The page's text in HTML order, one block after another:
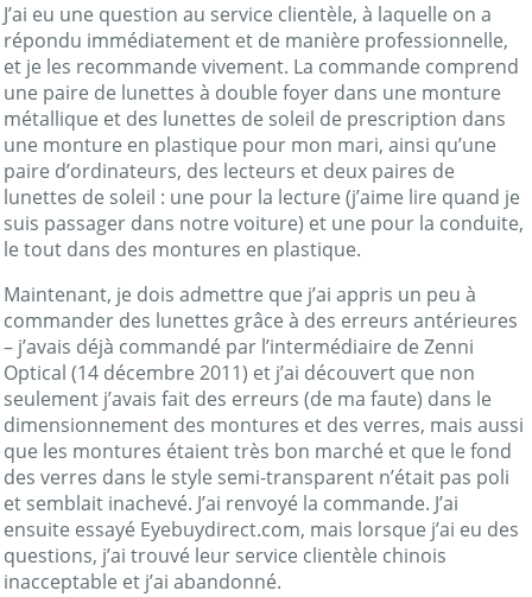
J’ai eu une question au service clientèle, à laquelle on a
répondu immédiatement et de manière professionnelle,
et je les recommande vivement. La commande comprend
une paire de lunettes à double foyer dans une monture
métallique et des lunettes de soleil de prescription dans
une monture en plastique pour mon mari, ainsi qu’une
paire d’ordinateurs, des lecteurs et deux paires de
lunettes de soleil : une pour la lecture (j’aime lire quand je
suis passager dans notre voiture) et une pour la conduite,
le tout dans des montures en plastique.
Maintenant, je dois admettre que j’ai appris un peu à
commander des lunettes grâce à des erreurs antérieures
– j’avais déjà commandé par l’intermédiaire de Zenni
Optical (14 décembre 2011) et j’ai découvert que non
seulement j’avais fait des erreurs (de ma faute) dans le
dimensionnement des montures et des verres, mais aussi
que les montures étaient très bon marché et que le fond
des verres dans le style semi-transparent n’était pas poli
et semblait inachevé. J’ai renvoyé la commande. J’ai
ensuite essayé Eyebuydirect.com, mais lorsque j’ai eu des
questions, j’ai trouvé leur service clientèle chinois
inacceptable et j’ai abandonné.